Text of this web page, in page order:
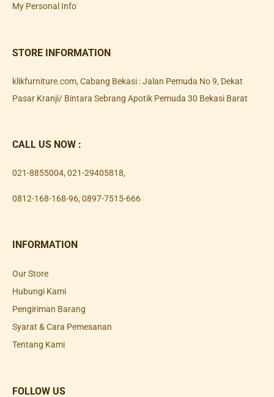
My Personal Info
STORE INFORMATION
klikfurniture.com, Cabang Bekasi : Jalan Pemuda No 9, Dekat
Pasar Kranji/ Bintara Sebrang Apotik Pemuda 30 Bekasi Barat
CALL US NOW :
021-8855004, 021-29405818,
0812-168-168-96, 0897-7515-666
INFORMATION
Our Store
Hubungi Kami
Pengiriman Barang
Syarat & Cara Pemesanan
Tentang Kami
FOLLOW US